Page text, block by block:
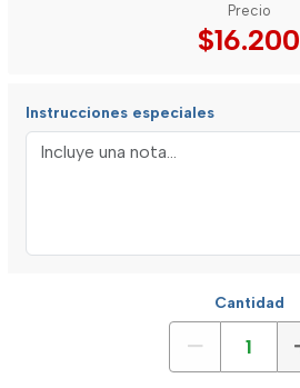
Precio
$16.200
Instrucciones especiales
Cantidad